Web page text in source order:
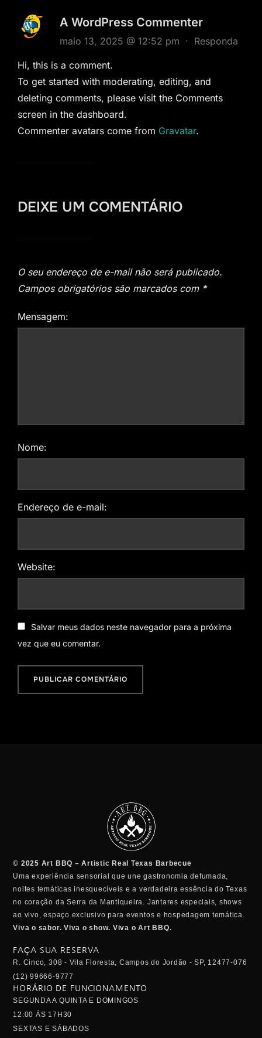
A WordPress Commenter
maio 13, 2025 @ 12:52 pm · Responda
Hi, this is a comment.
To get started with moderating, editing, and
deleting comments, please visit the Comments
screen in the dashboard.
Commenter avatars come from Gravatar.
DEIXE UM COMENTÁRIO
O seu endereço de e-mail não será publicado.
Campos obrigatórios são marcados com *
Mensagem:
Nome:
Endereço de e-mail:
Website:
Salvar meus dados neste navegador para a próxima
vez que eu comentar.
© 2025 Art BBQ – Artistic Real Texas Barbecue
Uma experiência sensorial que une gastronomia defumada,
noites temáticas inesquecíveis e a verdadeira essência do Texas
no coração da Serra da Mantiqueira. Jantares especiais, shows
ao vivo, espaço exclusivo para eventos e hospedagem temática.
Viva o sabor. Viva o show. Viva o Art BBQ.
FAÇA SUA RESERVA
R. Cinco, 308 - Vila Floresta, Campos do Jordão - SP, 12477-076
(12) 99666-9777
HORÁRIO DE FUNCIONAMENTO
SEGUNDA A QUINTA E DOMINGOS
12:00 ÁS 17H30
SEXTAS E SÁBADOS